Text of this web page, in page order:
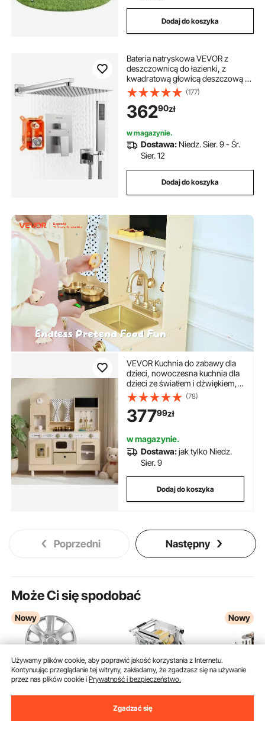
Dodaj do koszyka
Bateria natryskowa VEVOR z
deszczownicą do łazienki, z
kwadratową głowicą deszczową o
średnicy 254 mm i prysznicem
ręcznym, bateria łazienkowa
ścienna z zaworem mosiężnym i
zestawem wykończeniowym, nikiel
szczotkowany
(177)
36290zł
w magazynie.
Dostawa: Niedz. Sier. 9 - Śr.
Sier. 12
Dodaj do koszyka
VEVOR Kuchnia do zabawy dla
dzieci, nowoczesna kuchnia dla
dzieci ze światłem i dźwiękiem,
drewniana kuchnia z kuchenką,
piekarnikiem, zlewem, kuchenką
mikrofalową, dozownikiem lodu i
dozownikiem napojów, zabawka
kuchenna z zestawem do
gotowania dla dzieci w wieku od
3 lat, beżowa
(78)
37799zł
w magazynie.
Dostawa:jak tylko Niedz.
Sier. 9
Dodaj do koszyka
Poprzedni Następny
Może Ci się spodobać
Nowy Nowy
Używamy plików cookie, aby poprawić jakość korzystania z Internetu.
Kontynuując przeglądanie tej witryny, zakładamy, że zgadzasz się na używanie
przez nas plików cookie iPrywatność i bezpieczeństwo.
Zgadzać się